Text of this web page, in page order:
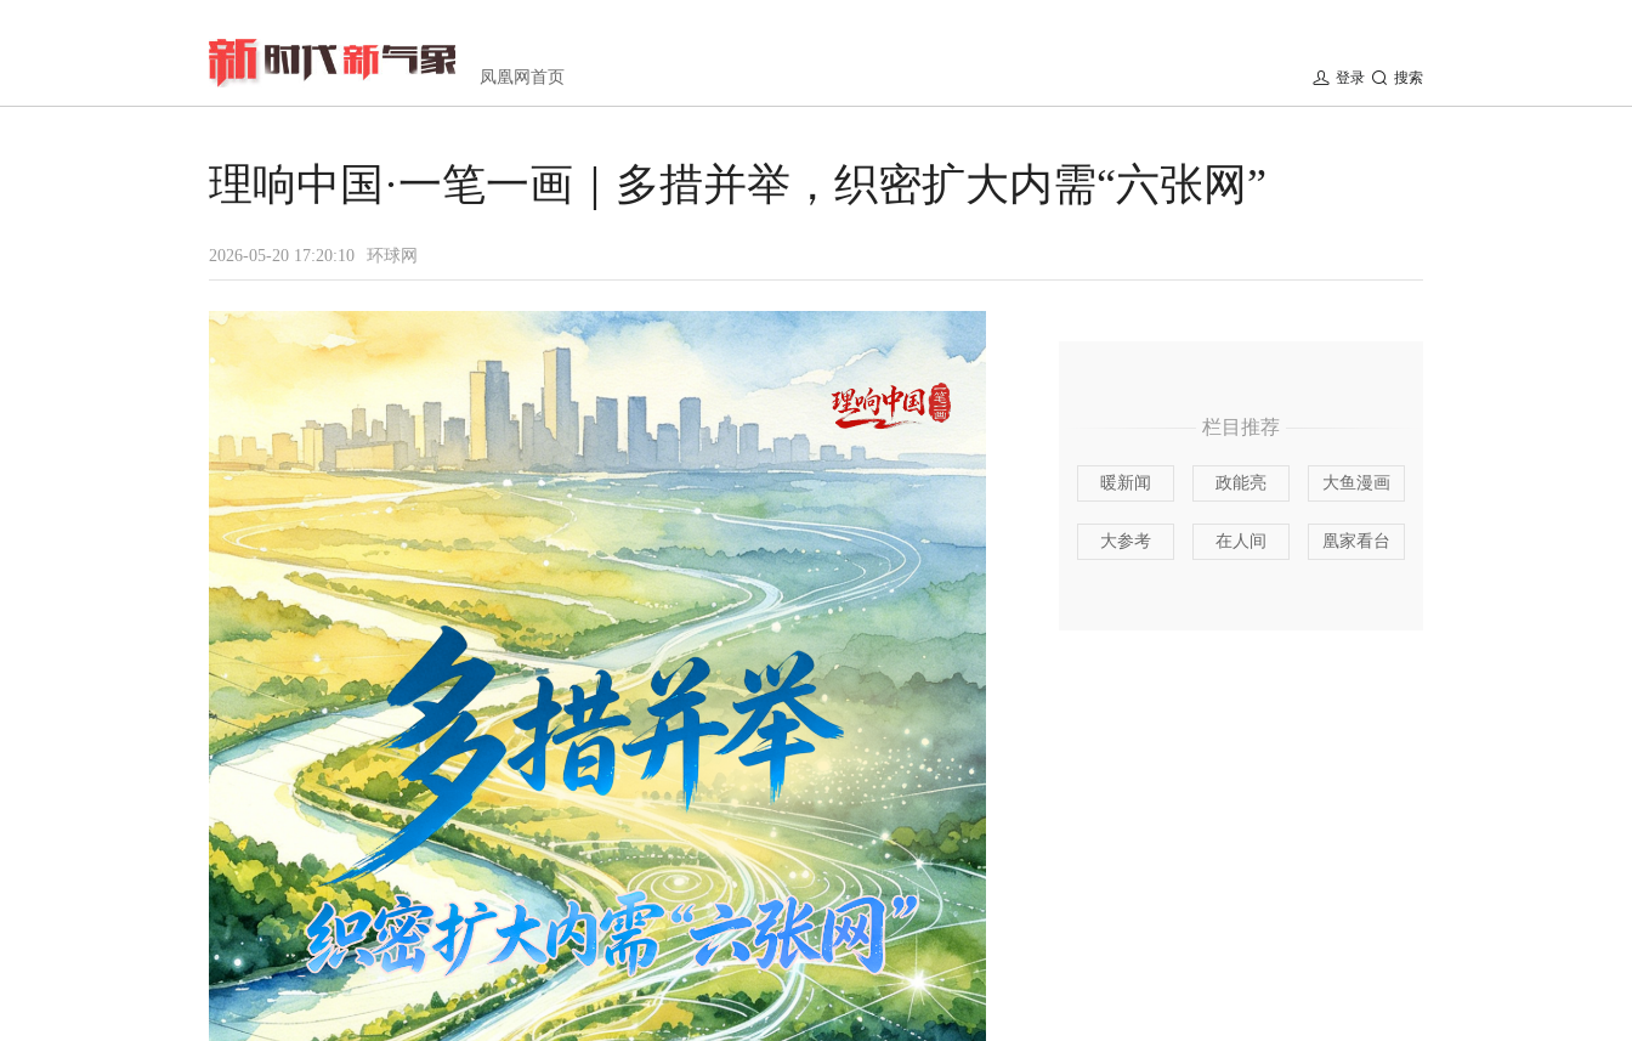
凤凰网首页 搜索
登录
理响中国·一笔一画｜多措并举，织密扩大内需“六张网”
2026-05-20 17:20:10 环球网
栏目推荐
暖新闻 政能亮 大鱼漫画
大参考 在人间 凰家看台